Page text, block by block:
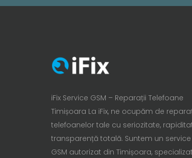
iFix Service GSM – Reparații Telefoane
Timișoara La iFix, ne ocupăm de
telefoanelor tale cu seriozitate,
transparență totală. Suntem un service
GSM autorizat din Timișoara,